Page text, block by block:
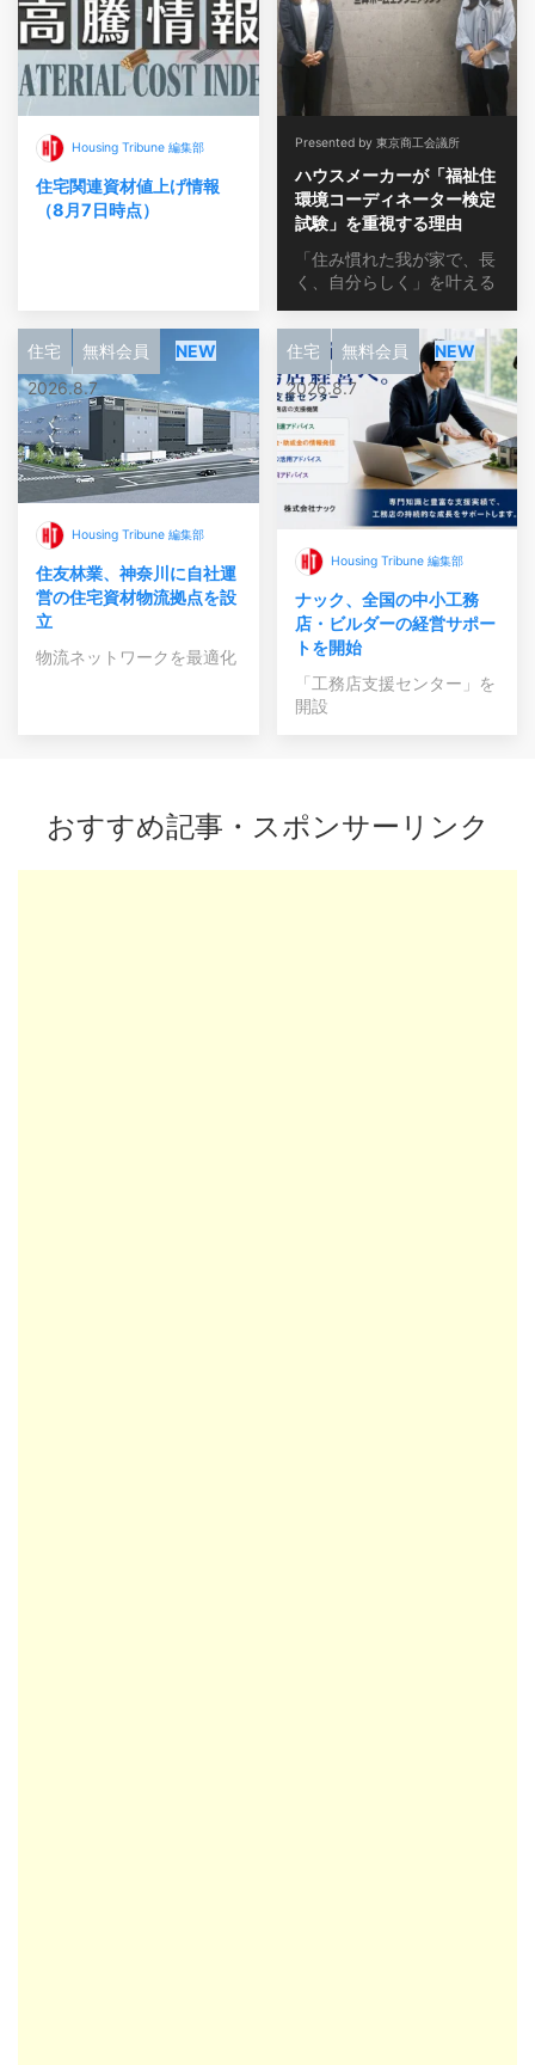
Housing Tribune 編集部
住宅関連資材値上げ情報
（8月7日時点）
Presented by 東京商工会議所
ハウスメーカーが「福祉住
環境コーディネーター検定
試験」を重視する理由
「住み慣れた我が家で、長
く、自分らしく」を叶える
住宅 無料会員
NEW
2026.8.7
Housing Tribune 編集部
住友林業、神奈川に自社運
営の住宅資材物流拠点を設
立
物流ネットワークを最適化
住宅 無料会員
NEW
2026.8.7
Housing Tribune 編集部
ナック、全国の中小工務
店・ビルダーの経営サポー
トを開始
「工務店支援センター」を
開設
おすすめ記事・スポンサーリンク